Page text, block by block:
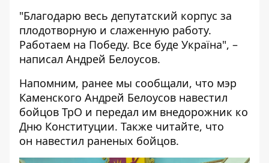
"Благодарю весь депутатский корпус за
плодотворную и слаженную работу.
Работаем на Победу. Все буде Україна", –
написал Андрей Белоусов.
Напомним, ранее мы сообщали, что мэр
Каменского Андрей Белоусов навестил
бойцов ТрО и передал им внедорожник ко
Дню Конституции. Также читайте, что
он навестил раненых бойцов.